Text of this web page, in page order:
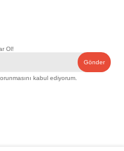
Ol!
Gönder
kabul ediyorum.